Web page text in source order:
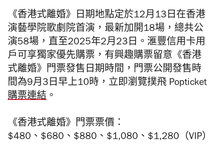
《香港式離婚》日期地點定於12月13日在香港
演藝學院歌劇院首演，最新加開18場，總共公
演58場，直至2025年2月23日。滙豐信用卡用
戶可享獨家優先購票，有興趣購票留意《香港
式離婚》門票發售日期時間，門票公開發售時
間為9月3日早上10時，立即瀏覽撲飛 Popticket
購票連結 。
《香港式離婚》門票票價：
$480、$680、$880、$1,080、$1,280（VIP）